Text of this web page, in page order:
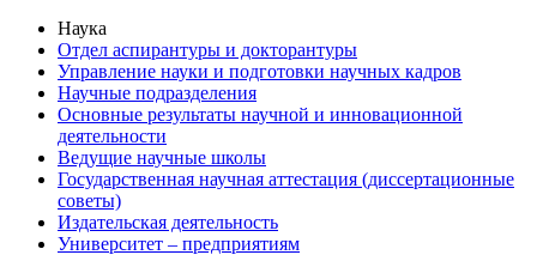
Наука
Отдел аспирантуры и докторантуры
Управление науки и подготовки научных кадров
Научные подразделения
Основные результаты научной и инновационной
деятельности
Ведущие научные школы
Государственная научная аттестация (диссертационные
советы)
Издательская деятельность
Университет – предприятиям